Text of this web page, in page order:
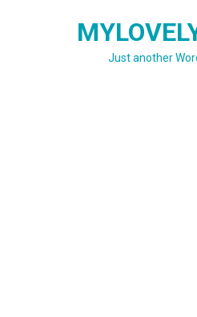
Just another